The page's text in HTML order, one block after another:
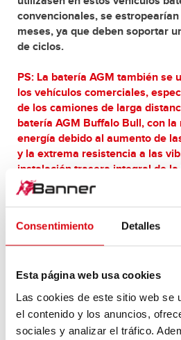
Consentimiento Detalles
Esta página web usa cookies
Las cookies de este sitio web se
el contenido y los anuncios,
sociales y analizar el tráfico.
convencionales, se
meses, ya que deben soportar
de ciclos.
PS: La batería AGM también se
los vehículos comerciales,
de los camiones de larga
batería AGM Buffalo Bull, con
energía debido al aumento de
y la extrema resistencia a las
instalación trasera integral de la